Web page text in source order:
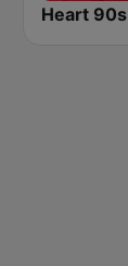
Heart 90s